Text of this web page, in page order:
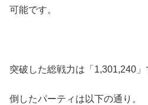
可能です。
突破した総戦力は「1,301,240」
倒したパーティは以下の通り。